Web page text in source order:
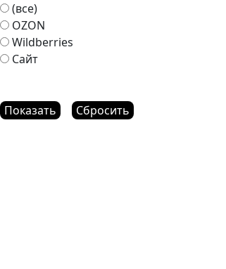
(все)
OZON
Wildberries
Сайт